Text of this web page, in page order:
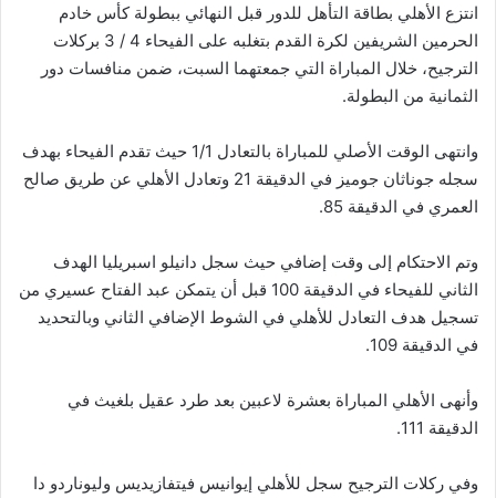
انتزع الأهلي بطاقة التأهل للدور قبل النهائي ببطولة كأس خادم
الحرمين الشريفين لكرة القدم بتغلبه على الفيحاء 4 / 3 بركلات
الترجيح، خلال المباراة التي جمعتهما السبت، ضمن منافسات دور
الثمانية من البطولة.
وانتهى الوقت الأصلي للمباراة بالتعادل 1/1 حيث تقدم الفيحاء بهدف
سجله جوناثان جوميز في الدقيقة 21 وتعادل الأهلي عن طريق صالح
العمري في الدقيقة 85.
وتم الاحتكام إلى وقت إضافي حيث سجل دانيلو اسبريليا الهدف
الثاني للفيحاء في الدقيقة 100 قبل أن يتمكن عبد الفتاح عسيري من
تسجيل هدف التعادل للأهلي في الشوط الإضافي الثاني وبالتحديد
في الدقيقة 109.
وأنهى الأهلي المباراة بعشرة لاعبين بعد طرد عقيل بلغيث في
الدقيقة 111.
وفي ركلات الترجيح سجل للأهلي إيوانيس فيتفازيديس وليوناردو دا